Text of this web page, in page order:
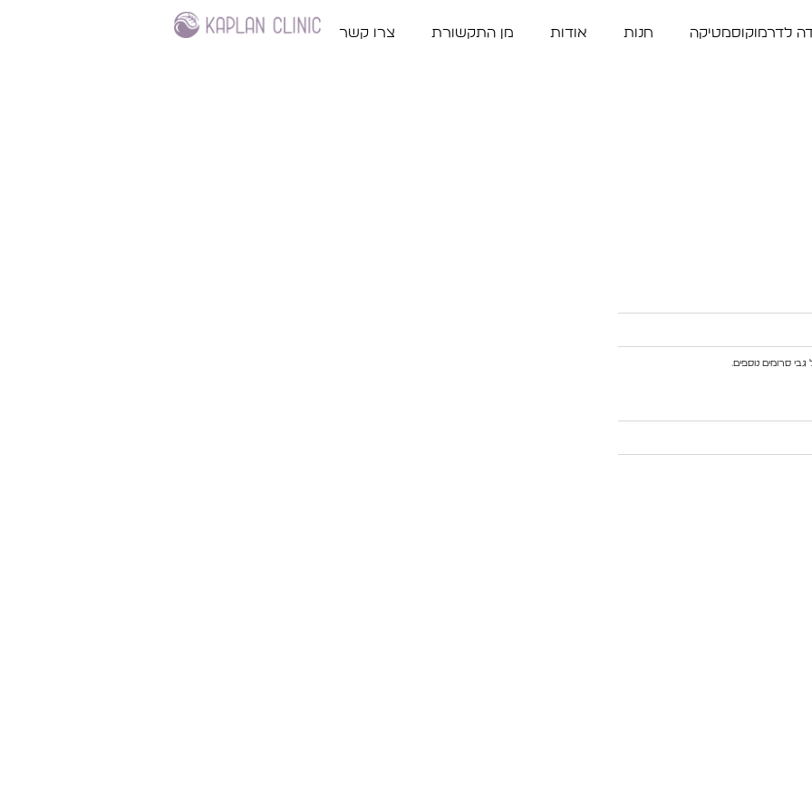
לדרמוקוסמטיקה חנות אודות מן התקשורת צרו קשר